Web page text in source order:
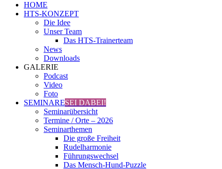
HOME
HTS-KONZEPT
Die Idee
Unser Team
Das HTS-Trainerteam
News
Downloads
GALERIE
Podcast
Video
Foto
SEMINARESEI DABEI!
Seminarübersicht
Termine / Orte – 2026
Seminarthemen
Die große Freiheit
Rudelharmonie
Führungswechsel
Das Mensch-Hund-Puzzle